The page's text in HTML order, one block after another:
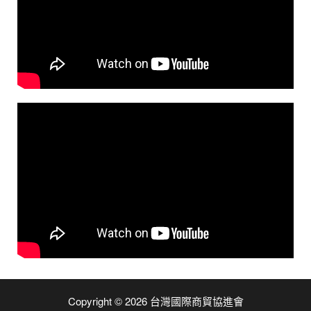
Copyright © 2026 台灣國際商貿協進會